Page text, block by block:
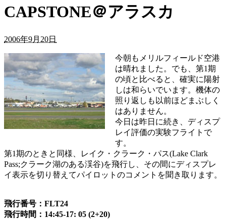
CAPSTONE＠アラスカ
2006年9月20日
今朝もメリルフィールド空港
は晴れました。でも、第1期
の頃と比べると、確実に陽射
しは和らいでいます。機体の
照り返しも以前ほどまぶしく
はありません。
今日は昨日に続き、ディスプ
レイ評価の実験フライトで
す。
第1期のときと同様、レイク・クラーク・パス(Lake Clark
Pass;クラーク湖のある渓谷)を飛行し、その間にディスプレ
イ表示を切り替えてパイロットのコメントを聞き取ります。
飛行番号：FLT24
飛行時間：14:45-17: 05 (2+20)